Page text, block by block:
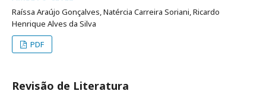
Raíssa Araújo Gonçalves, Natércia Carreira Soriani, Ricardo
Henrique Alves da Silva
PDF
Revisão de Literatura